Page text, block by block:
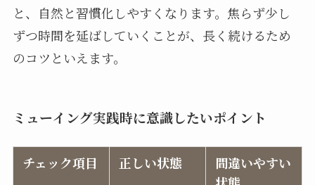
と、自然と習慣化しやすくなります。焦らず少し
ずつ時間を延ばしていくことが、長く続けるため
のコツといえます。
ミューイング実践時に意識したいポイント
チェック項目 正しい状態
間違いやすい